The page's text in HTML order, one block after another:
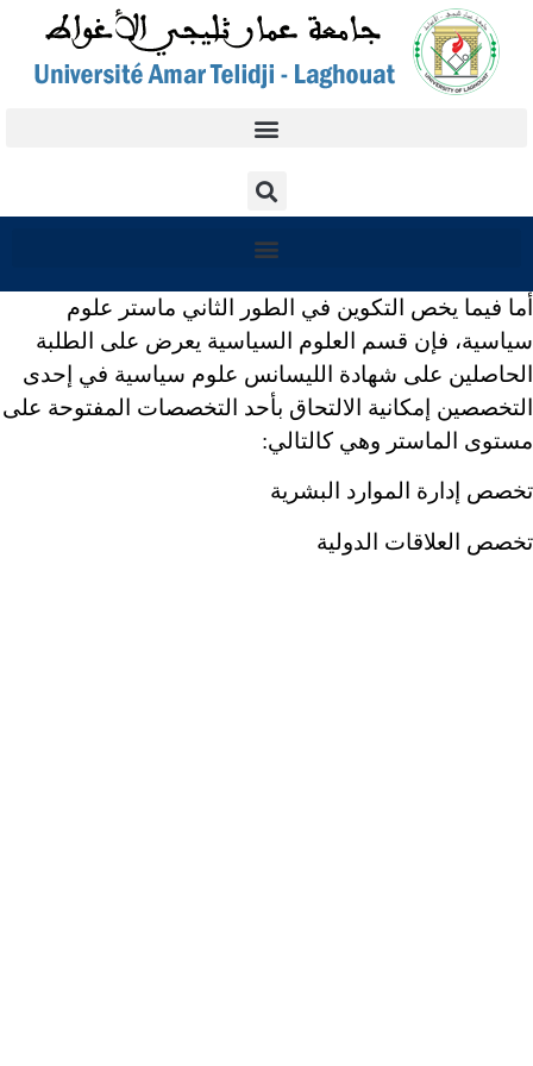
أما فيما يخص التكوين في الطور الثاني ماستر علوم
سياسية، فإن قسم العلوم السياسية يعرض على الطلبة
الحاصلين على شهادة الليسانس علوم سياسية في إحدى
التخصصين إمكانية الالتحاق بأحد التخصصات المفتوحة على
مستوى الماستر وهي كالتالي:
تخصص إدارة الموارد البشرية
تخصص العلاقات الدولية